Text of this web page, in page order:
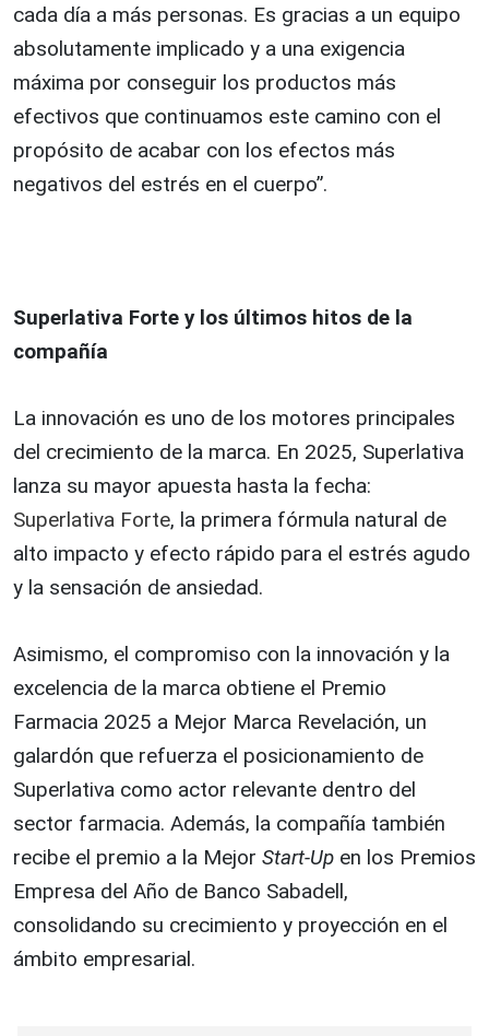
cada día a más personas. Es gracias a un equipo
absolutamente implicado y a una exigencia
máxima por conseguir los productos más
efectivos que continuamos este camino con el
propósito de acabar con los efectos más
negativos del estrés en el cuerpo”.
Superlativa Forte y los últimos hitos de la
compañía
La innovación es uno de los motores principales
del crecimiento de la marca. En 2025, Superlativa
lanza su mayor apuesta hasta la fecha:
Superlativa Forte, la primera fórmula natural de
alto impacto y efecto rápido para el estrés agudo
y la sensación de ansiedad.
Asimismo, el compromiso con la innovación y la
excelencia de la marca obtiene el Premio
Farmacia 2025 a Mejor Marca Revelación, un
galardón que refuerza el posicionamiento de
Superlativa como actor relevante dentro del
sector farmacia. Además, la compañía también
recibe el premio a la Mejor Start-Up en los Premios
Empresa del Año de Banco Sabadell,
consolidando su crecimiento y proyección en el
ámbito empresarial.